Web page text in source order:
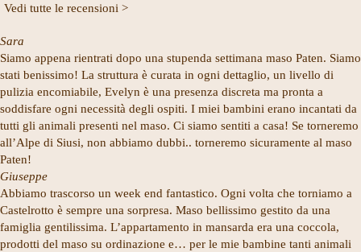
Vedi tutte le recensioni >
Sara
Siamo appena rientrati dopo una stupenda settimana maso Paten. Siamo
stati benissimo! La struttura è curata in ogni dettaglio, un livello di
pulizia encomiabile, Evelyn è una presenza discreta ma pronta a
soddisfare ogni necessità degli ospiti. I miei bambini erano incantati da
tutti gli animali presenti nel maso. Ci siamo sentiti a casa! Se torneremo
all’Alpe di Siusi, non abbiamo dubbi.. torneremo sicuramente al maso
Paten!
Giuseppe
Abbiamo trascorso un week end fantastico. Ogni volta che torniamo a
Castelrotto è sempre una sorpresa. Maso bellissimo gestito da una
famiglia gentilissima. L’appartamento in mansarda era una coccola,
prodotti del maso su ordinazione e… per le mie bambine tanti animali